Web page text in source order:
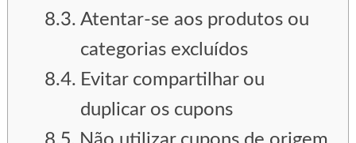
Atentar-se aos produtos ou
categorias excluídos
Evitar compartilhar ou
duplicar os cupons